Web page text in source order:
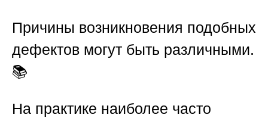
Причины возникновения подобных
дефектов могут быть различными.
📚
На практике наиболее часто